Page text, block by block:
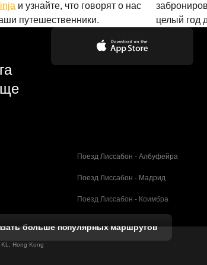
и узнайте, что говорят о нас
путешественники.
целый год
Поезд Лиссабон - Албуфейра
Поезд Лиссабон - Мадрид
Поезд Лиссабон - Коимбра
больше популярных маршрутов
Hong Kong